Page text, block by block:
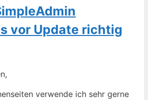
vor Update richtig
verwende ich sehr gerne